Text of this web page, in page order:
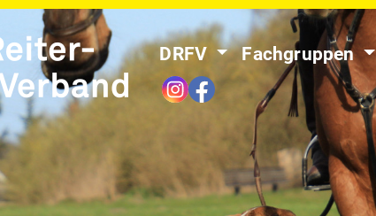
DRFV Fachgruppen